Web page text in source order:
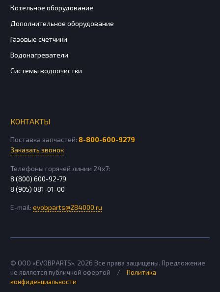
Котельное оборудование
Дополнительное оборудование
Газовые счетчики
Водонагреватели
Системы водоочистки
КОНТАКТЫ
Поставка запчастей: 8-800-600-9279
Заказать звонок
Телефоны горячей линии 24х7:
8 (800) 600-92-79
8 (905) 081-01-00
E-mail: evobparts@284000.ru
© ООО «EVOBPARTS», 2026 Все права защищены. Предложение
не является публичной офертой
/
Политика
конфиденциальности